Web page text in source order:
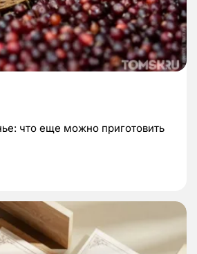
что еще можно приготовить